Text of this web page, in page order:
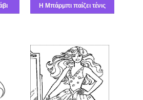
Η Μπάρμπι παίζει τένις